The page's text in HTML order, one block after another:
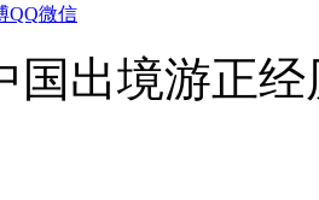
QQ微信
国出境游正